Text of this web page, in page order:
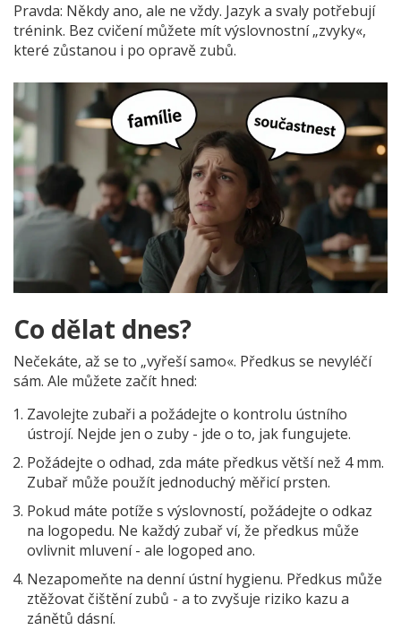
Pravda: Někdy ano, ale ne vždy. Jazyk a svaly potřebují
trénink. Bez cvičení můžete mít výslovnostní „zvyky«,
které zůstanou i po opravě zubů.
Co dělat dnes?
Nečekáte, až se to „vyřeší samo«. Předkus se nevyléčí
sám. Ale můžete začít hned:
Zavolejte zubaři a požádejte o kontrolu ústního
ústrojí. Nejde jen o zuby - jde o to, jak fungujete.
Požádejte o odhad, zda máte předkus větší než 4 mm.
Zubař může použít jednoduchý měřicí prsten.
Pokud máte potíže s výslovností, požádejte o odkaz
na logopedu. Ne každý zubař ví, že předkus může
ovlivnit mluvení - ale logoped ano.
Nezapomeňte na denní ústní hygienu. Předkus může
ztěžovat čištění zubů - a to zvyšuje riziko kazu a
zánětů dásní.